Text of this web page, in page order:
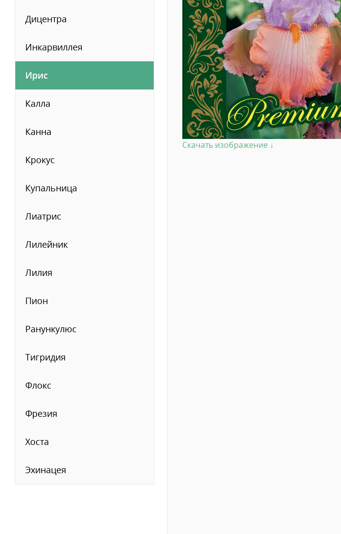
Дицентра
Инкарвиллея
Ирис
Калла
Канна
Крокус
Купальница
Лиатрис
Лилейник
Лилия
Пион
Ранункулюс
Тигридия
Флокс
Фрезия
Хоста
Эхинацея
Скачать изображение ↓